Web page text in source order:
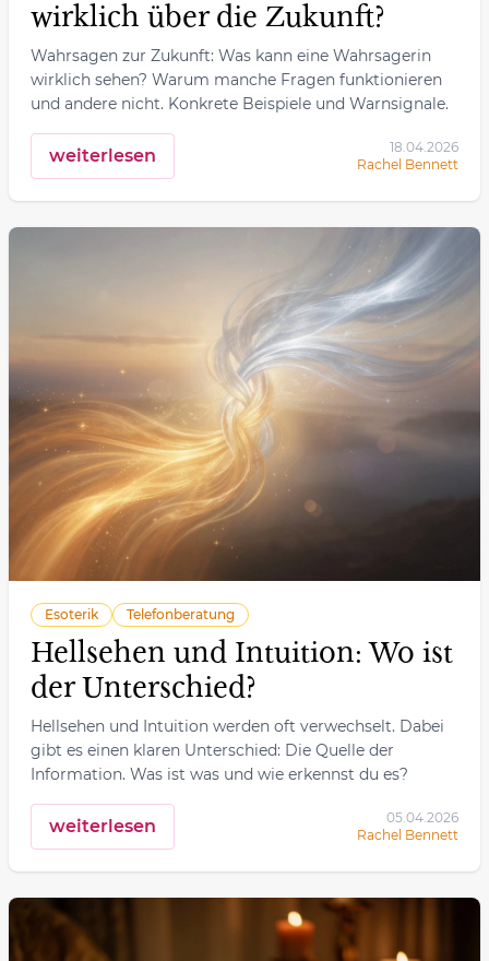
wirklich über die Zukunft?
Wahrsagen zur Zukunft: Was kann eine Wahrsagerin
wirklich sehen? Warum manche Fragen funktionieren
und andere nicht. Konkrete Beispiele und Warnsignale.
weiterlesen
18.04.2026
Rachel Bennett
Esoterik Telefonberatung
Hellsehen und Intuition: Wo ist
der Unterschied?
Hellsehen und Intuition werden oft verwechselt. Dabei
gibt es einen klaren Unterschied: Die Quelle der
Information. Was ist was und wie erkennst du es?
weiterlesen
05.04.2026
Rachel Bennett